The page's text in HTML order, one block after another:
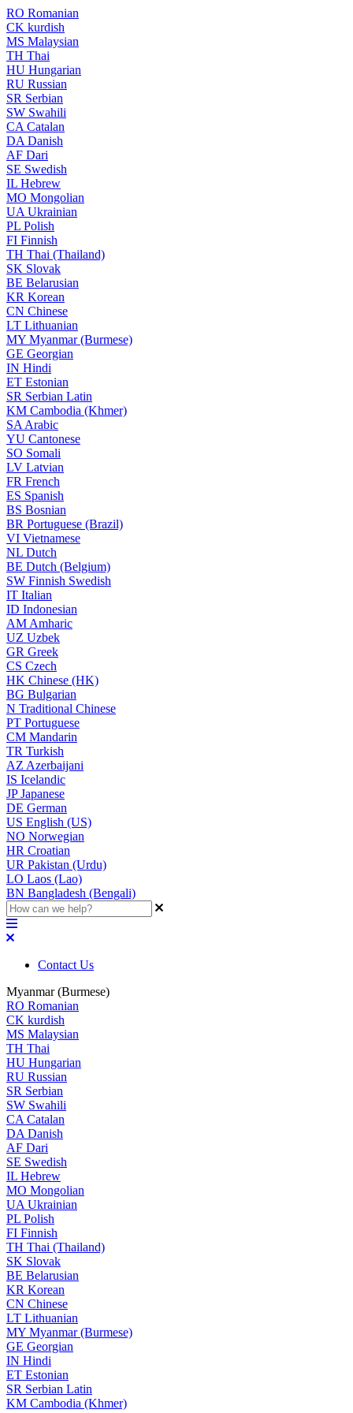
RO Romanian
CK kurdish
MS Malaysian
TH Thai
HU Hungarian
RU Russian
SR Serbian
SW Swahili
CA Catalan
DA Danish
AF Dari
SE Swedish
IL Hebrew
MO Mongolian
UA Ukrainian
PL Polish
FI Finnish
TH Thai (Thailand)
SK Slovak
BE Belarusian
KR Korean
CN Chinese
LT Lithuanian
MY Myanmar (Burmese)
GE Georgian
IN Hindi
ET Estonian
SR Serbian Latin
KM Cambodia (Khmer)
SA Arabic
YU Cantonese
SO Somali
LV Latvian
FR French
ES Spanish
BS Bosnian
BR Portuguese (Brazil)
VI Vietnamese
NL Dutch
BE Dutch (Belgium)
SW Finnish Swedish
IT Italian
ID Indonesian
AM Amharic
UZ Uzbek
GR Greek
CS Czech
HK Chinese (HK)
BG Bulgarian
N Traditional Chinese
PT Portuguese
CM Mandarin
TR Turkish
AZ Azerbaijani
IS Icelandic
JPJapanese
DE German
US English (US)
NO Norwegian
HR Croatian
UR Pakistan (Urdu)
LO Laos (Lao)
BN Bangladesh (Bengali)
Contact Us
Myanmar (Burmese)
RO Romanian
CK kurdish
MS Malaysian
TH Thai
HU Hungarian
RU Russian
SR Serbian
SW Swahili
CA Catalan
DA Danish
AF Dari
SE Swedish
IL Hebrew
MO Mongolian
UA Ukrainian
PL Polish
FI Finnish
TH Thai (Thailand)
SK Slovak
BE Belarusian
KR Korean
CN Chinese
LT Lithuanian
MY Myanmar (Burmese)
GE Georgian
IN Hindi
ET Estonian
SR Serbian Latin
KM Cambodia (Khmer)